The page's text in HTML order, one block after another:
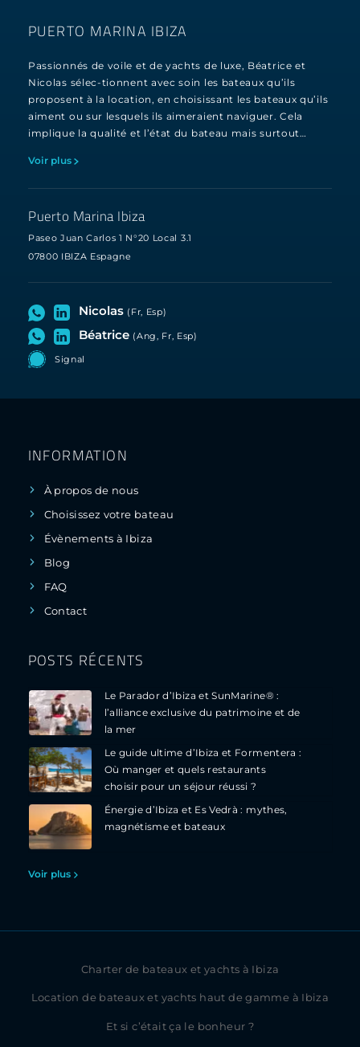
PUERTO MARINA IBIZA
Passionnés de voile et de yachts de luxe, Béatrice et
Nicolas sélec-tionnent avec soin les bateaux qu’ils
proposent à la location, en choisissant les bateaux qu’ils
aiment ou sur lesquels ils aimeraient naviguer. Cela
implique la qualité et l’état du bateau mais surtout…
Voir plus
Puerto Marina Ibiza
Paseo Juan Carlos 1 N°20 Local 3.1
07800 IBIZA Espagne
Nicolas (Fr, Esp)
Béatrice (Ang, Fr, Esp)
Signal
INFORMATION
À propos de nous
Choisissez votre bateau
Évènements à Ibiza
Blog
FAQ
Contact
POSTS RÉCENTS
Le Parador d’Ibiza et SunMarine® :
l’alliance exclusive du patrimoine et de
la mer
Le guide ultime d’Ibiza et Formentera :
Où manger et quels restaurants
choisir pour un séjour réussi ?
Énergie d’Ibiza et Es Vedrà : mythes,
magnétisme et bateaux
Voir plus
Charter de bateaux et yachts à Ibiza
Location de bateaux et yachts haut de gamme à Ibiza
Et si c’était ça le bonheur ?